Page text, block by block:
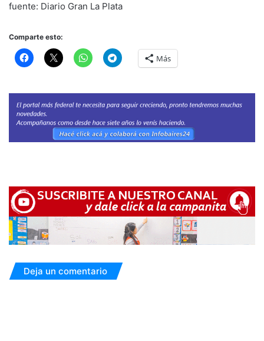
fuente: Diario Gran La Plata
Comparte esto:
Más
Deja un comentario